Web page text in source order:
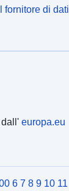
fornitore di dati
dall' europa.eu
6 7 8 9 10 11